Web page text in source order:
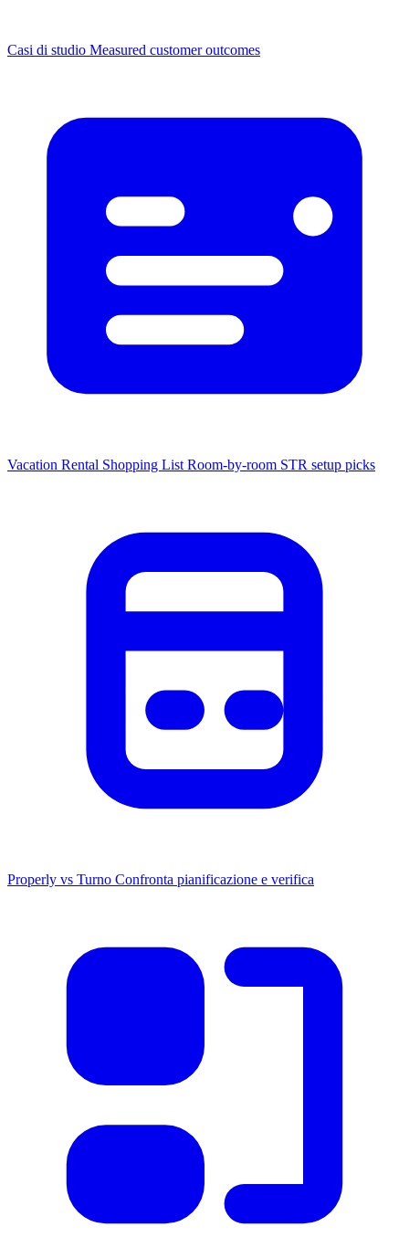
Casi di studio Measured customer outcomes
Vacation Rental Shopping List Room-by-room STR setup picks
Properly vs Turno Confronta pianificazione e verifica